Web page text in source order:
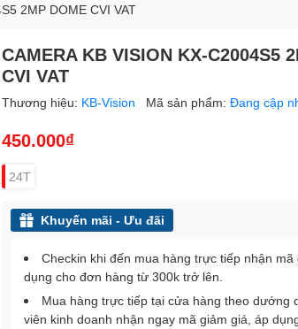
2MP DOME CVI VAT
CAMERA KB VISION KX-C2004S5
CVI VAT
Thương hiệu: KB-Vision Mã sản phẩm:Đang cập
450.000₫
24T
Khuyến mãi - Ưu đãi
Checkin khi đến mua hàng trực tiếp nhận mã
dụng cho đơn hàng từ 300k trở lên.
Mua hàng trực tiếp tại cửa hàng theo dướng
viên kinh doanh nhận ngay mã giảm giá, áp